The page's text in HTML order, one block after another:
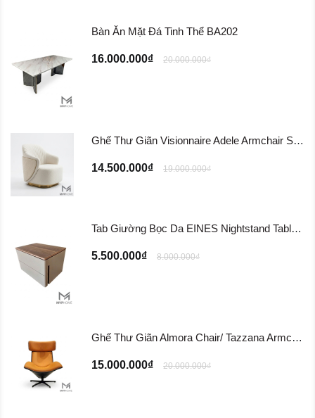
Bàn Ăn Mặt Đá Tinh Thể BA202
16.000.000₫ 20.000.000₫
Ghế Thư Giãn Visionnaire Adele Armchair SFD11
14.500.000₫ 19.000.000₫
Tab Giường Bọc Da EINES Nightstand Table TG122
5.500.000₫ 8.000.000₫
Ghế Thư Giãn Almora Chair/ Tazzana Armchair GTG11
15.000.000₫ 20.000.000₫